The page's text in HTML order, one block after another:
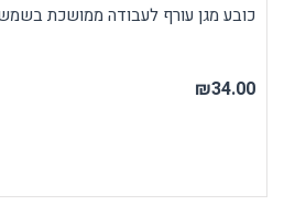
כובע מגן עורף לעבודה ממושכת
₪34.00